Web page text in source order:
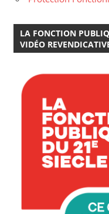
LA FONCTION
VIDÉO